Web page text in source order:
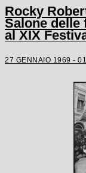
Rocky
Salone delle
al XIX
27 GENNAIO 1969 -